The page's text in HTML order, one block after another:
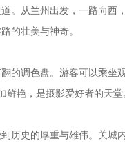
从兰州出发，一路向西
的壮美与神奇。
调色盘。游客可以乘坐
艳，是摄影爱好者的天堂
史的厚重与雄伟。关城